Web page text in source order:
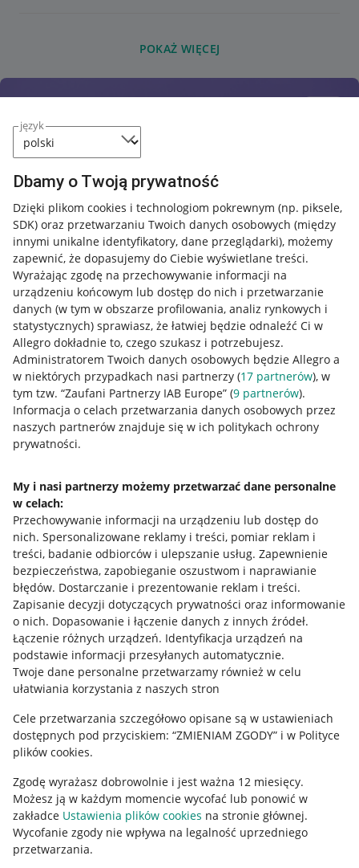
język
Dbamy o Twoją prywatność
Dzięki plikom cookies i technologiom pokrewnym (np. piksele,
SDK) oraz przetwarzaniu Twoich danych osobowych (między
innymi unikalne identyfikatory, dane przeglądarki), możemy
zapewnić, że dopasujemy do Ciebie wyświetlane treści.
Wyrażając zgodę na przechowywanie informacji na
urządzeniu końcowym lub dostęp do nich i przetwarzanie
danych (w tym w obszarze profilowania, analiz rynkowych i
statystycznych) sprawiasz, że łatwiej będzie odnaleźć Ci w
Allegro dokładnie to, czego szukasz i potrzebujesz.
Administratorem Twoich danych osobowych będzie Allegro a
w niektórych przypadkach nasi partnerzy (17 partnerów), w
tym tzw. “Zaufani Partnerzy IAB Europe” (9 partnerów).
Informacja o celach przetwarzania danych osobowych przez
naszych partnerów znajduje się w ich politykach ochrony
prywatności.
My i nasi partnerzy możemy przetwarzać dane personalne
w celach:
Przechowywanie informacji na urządzeniu lub dostęp do
nich. Spersonalizowane reklamy i treści, pomiar reklam i
treści, badanie odbiorców i ulepszanie usług. Zapewnienie
bezpieczeństwa, zapobieganie oszustwom i naprawianie
błędów. Dostarczanie i prezentowanie reklam i treści.
Zapisanie decyzji dotyczących prywatności oraz informowanie
o nich. Dopasowanie i łączenie danych z innych źródeł.
Łączenie różnych urządzeń. Identyfikacja urządzeń na
podstawie informacji przesyłanych automatycznie.
Twoje dane personalne przetwarzamy również w celu
ułatwiania korzystania z naszych stron
Cele przetwarzania szczegółowo opisane są w ustawieniach
dostępnych pod przyciskiem: “ZMIENIAM ZGODY” i w Polityce
plików cookies.
Zgodę wyrażasz dobrowolnie i jest ważna 12 miesięcy.
Możesz ją w każdym momencie wycofać lub ponowić w
zakładce Ustawienia plików cookies na stronie głównej.
Wycofanie zgody nie wpływa na legalność uprzedniego
przetwarzania.
POKAŻ WIĘCEJ
Przydatne informacje
Jak to działa
Allegro Gadane dla sprzedających
Allegro Gadane dla kupujących
Mapa miejscowości
Informacje prawne
Regulamin
Polityka plików "cookies"
Ustawienia plików "cookies"
Udostępnianie lokalizacji
Informacje dla Aktu o Usługach Cyfrowych
Pobierz aplikację